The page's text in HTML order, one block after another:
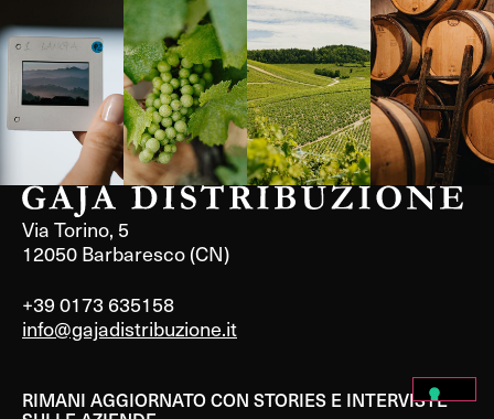
Borgogna,
Francia
Borgogna,
Francia
Instagram
Via Torino, 5
12050 Barbaresco (CN)
+39 0173 635158
info@gajadistribuzione.it
RIMANI AGGIORNATO CON STORIES E INTERVISTE